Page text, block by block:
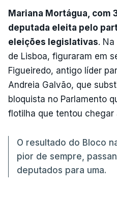
Mariana Mortágua, com
deputada eleita pelo
eleições legislativas.
de Lisboa, figuraram em
Figueiredo, antigo líder
Andreia Galvão, que
bloquista no Parlamento
flotilha que tentou chegar
O resultado do Bloco
pior de sempre,
deputados para uma.